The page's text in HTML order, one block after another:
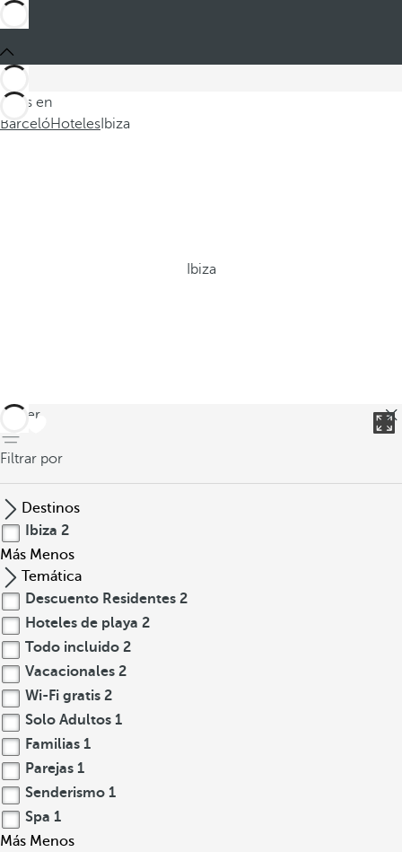
Estás en
BarcelóHoteles Ibiza
Ibiza
volver
Filtrar por
Destinos
Ibiza 2
Más Menos
Temática
Descuento Residentes 2
Hoteles de playa 2
Todo incluido 2
Vacacionales 2
Wi-Fi gratis 2
Solo Adultos 1
Familias 1
Parejas 1
Senderismo 1
Spa 1
Más Menos